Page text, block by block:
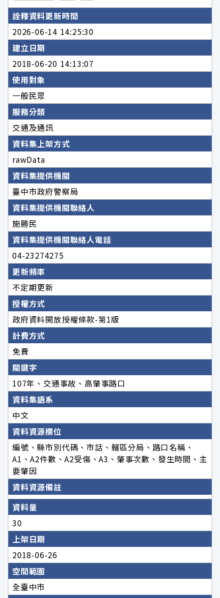
詮釋資料更新時間
2026-06-14 14:25:30
建立日期
2018-06-20 14:13:07
使用對象
一般民眾
服務分類
交通及通訊
資料集上架方式
rawData
資料集提供機關
臺中市政府警察局
資料集提供機關聯絡人
施勝民
資料集提供機關聯絡人電話
04-23274275
更新頻率
不定期更新
授權方式
政府資料開放授權條款-第1版
計費方式
免費
關鍵字
107年、交通事故、高肇事路口
資料集語系
中文
資料資源欄位
編號、縣市別代碼、市話、轄區分局、路口名稱、
A1、A2件數、A2受傷、A3、肇事次數、發生時間、主
要肇因
資料資源備註
資料量
30
上架日期
2018-06-26
空間範圍
全臺中市